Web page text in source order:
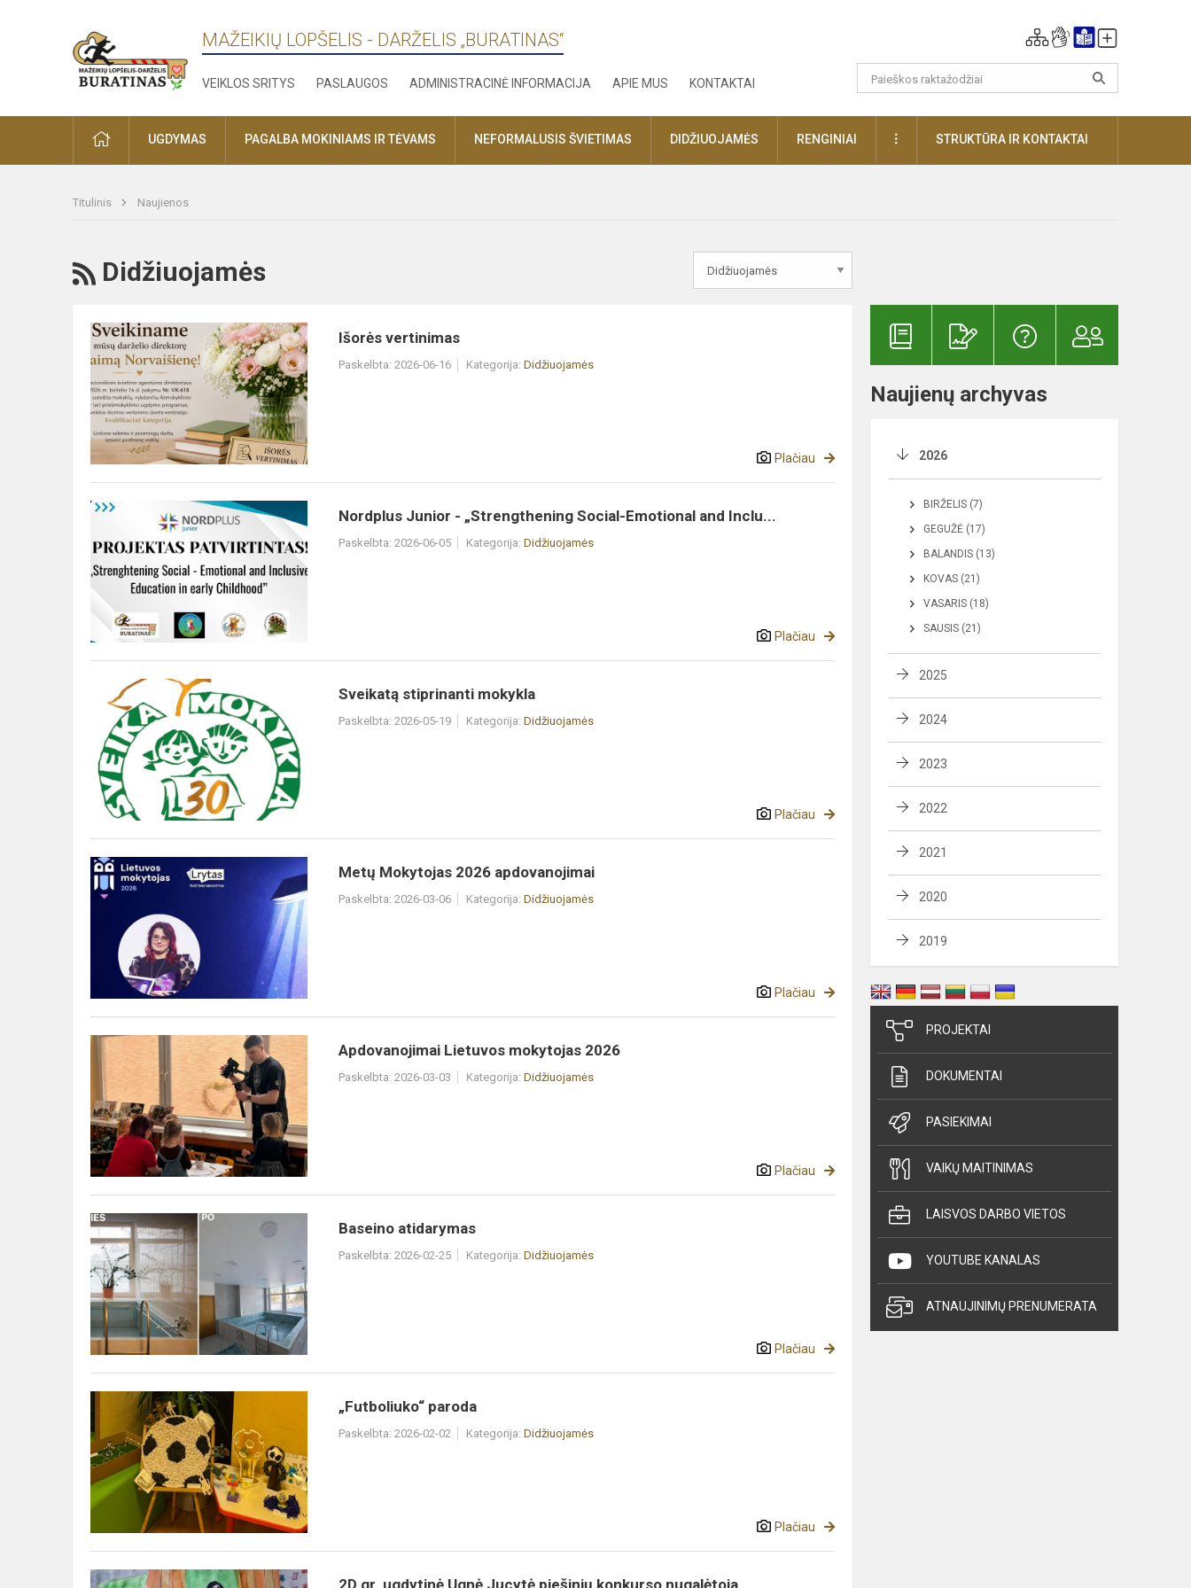
MAŽEIKIŲ LOPŠELIS - DARŽELIS „BURATINAS“
VEIKLOS SRITYS PASLAUGOS ADMINISTRACINĖ INFORMACIJA APIE MUS KONTAKTAI
PRADŽIAUGDYMAS PAGALBA MOKINIAMS IR TĖVAMS NEFORMALUSIS ŠVIETIMAS DIDŽIUOJAMĖS RENGINIAI DAUGIAUSTRUKTŪRA IR KONTAKTAI
Titulinis Naujienos
RSS
Didžiuojamės
Išorės
vertinimas
Išorės vertinimas
Paskelbta: 2026-06-16 Kategorija: Didžiuojamės
Plačiau
Nordplus
-
„Strengthening
Social-
Emotional
and
Inclu...
Nordplus Junior - „Strengthening Social-Emotional and Inclu...
Paskelbta: 2026-06-05 Kategorija: Didžiuojamės
Plačiau
Sveikatą
stiprinanti
mokykla
Sveikatą stiprinanti mokykla
Paskelbta: 2026-05-19 Kategorija: Didžiuojamės
Plačiau
Metų
Mokytojas
apdovanojimai
Metų Mokytojas 2026 apdovanojimai
Paskelbta: 2026-03-06 Kategorija: Didžiuojamės
Plačiau
Apdovanojimai
Lietuvos
mokytojas
2026
Apdovanojimai Lietuvos mokytojas 2026
Paskelbta: 2026-03-03 Kategorija: Didžiuojamės
Plačiau
Baseino
atidarymas
Baseino atidarymas
Paskelbta: 2026-02-25 Kategorija: Didžiuojamės
Plačiau
„Futboliuko“
„Futboliuko“ paroda
Paskelbta: 2026-02-02 Kategorija: Didžiuojamės
Plačiau
2D
2D gr. ugdytinė Ugnė Jucytė piešinių konkurso nugalėtoja
Naujienų archyvas
2026
BIRŽELIS (7)
GEGUŽĖ (17)
BALANDIS (13)
KOVAS (21)
VASARIS (18)
SAUSIS (21)
2025
2024
2023
2022
2021
2020
2019
PROJEKTAI
DOKUMENTAI
PASIEKIMAI
VAIKŲ MAITINIMAS
LAISVOS DARBO VIETOS
YOUTUBE KANALAS
ATNAUJINIMŲ PRENUMERATA